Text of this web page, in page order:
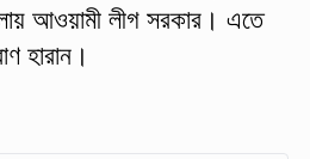
আওয়ামী লীগ সরকার। এতে
হারান।